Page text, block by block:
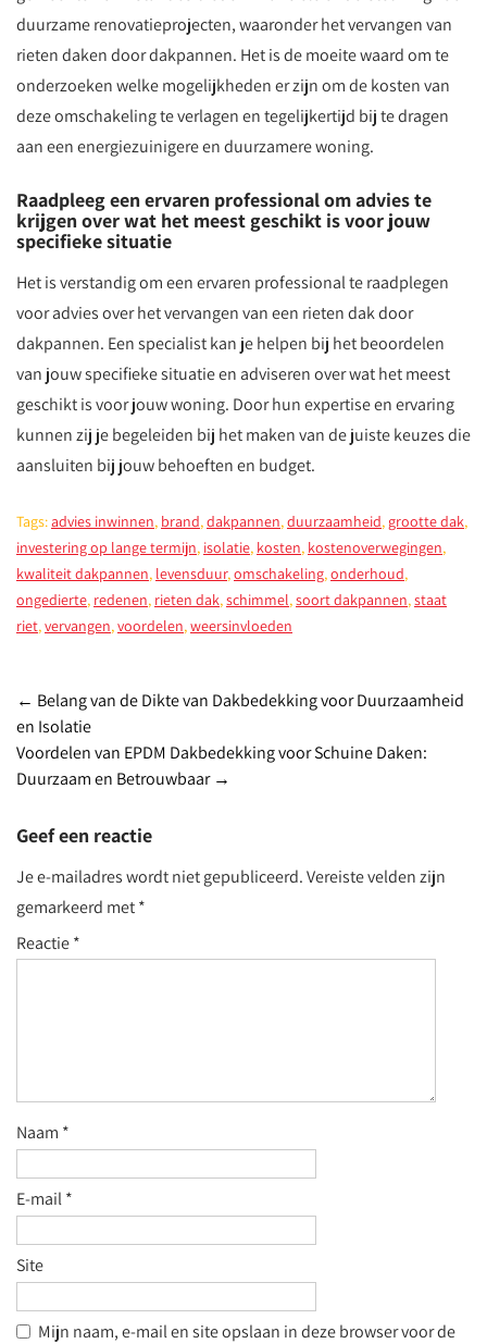
duurzame renovatieprojecten, waaronder het vervangen van
rieten daken door dakpannen. Het is de moeite waard om te
onderzoeken welke mogelijkheden er zijn om de kosten van
deze omschakeling te verlagen en tegelijkertijd bij te dragen
aan een energiezuinigere en duurzamere woning.
Raadpleeg een ervaren professional om advies te
krijgen over wat het meest geschikt is voor jouw
specifieke situatie
Het is verstandig om een ervaren professional te raadplegen
voor advies over het vervangen van een rieten dak door
dakpannen. Een specialist kan je helpen bij het beoordelen
van jouw specifieke situatie en adviseren over wat het meest
geschikt is voor jouw woning. Door hun expertise en ervaring
kunnen zij je begeleiden bij het maken van de juiste keuzes die
aansluiten bij jouw behoeften en budget.
Tags:advies inwinnen, brand,dakpannen,duurzaamheid, grootte dak,
investering op lange termijn, isolatie, kosten, kostenoverwegingen,
kwaliteit dakpannen, levensduur,omschakeling,onderhoud,
ongedierte, redenen, rieten dak,schimmel,soort dakpannen,staat
riet,vervangen,voordelen,weersinvloeden
Post
navigation
← Belang van de Dikte van Dakbedekking voor Duurzaamheid
en Isolatie
Voordelen van EPDM Dakbedekking voor Schuine Daken:
Duurzaam en Betrouwbaar →
Geef een reactie
Je e-mailadres wordt niet gepubliceerd.Vereiste velden zijn
gemarkeerd met*
Reactie*
Naam *
E-mail*
Site
Mijn naam, e-mail en site opslaan in deze browser voor de